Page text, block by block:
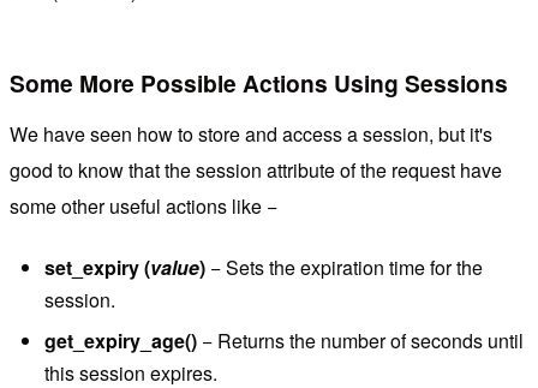
Some More Possible Actions Using Sessions
We have seen how to store and access a session, but it's
good to know that the session attribute of the request have
some other useful actions like −
set_expiry (value)− Sets the expiration time for the
session.
get_expiry_age()− Returns the number of seconds until
this session expires.